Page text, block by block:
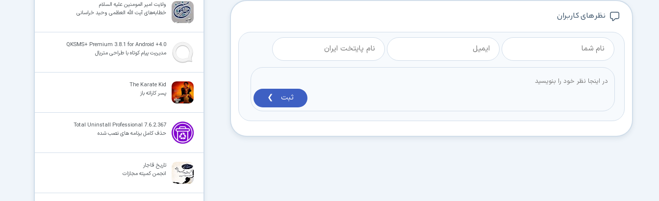
نظر های کاربران
ثبت ❯
ولایت امیر المومنین علیه السلام
خطابه‌های آیت‌ الله العظمی وحید خراسانی
QKSMS+ Premium 3.8.1 for Android +4.0
مدیریت پیام کوتاه با طراحی متریال
The Karate Kid
پسر کاراته باز
Total Uninstall Professional 7.6.2.367
حذف کامل برنامه های نصب شده
تاریخ قاجار
انجمن کمیته مجازات